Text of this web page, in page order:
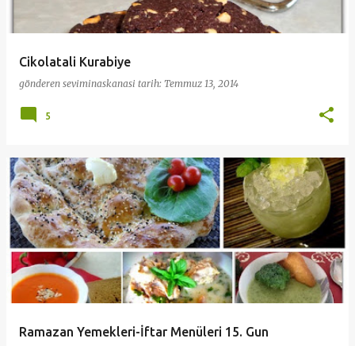
Cikolatali Kurabiye
gönderen seviminaskanasi tarih: Temmuz 13, 2014
5
Ramazan Yemekleri-İftar Menüleri 15. Gun